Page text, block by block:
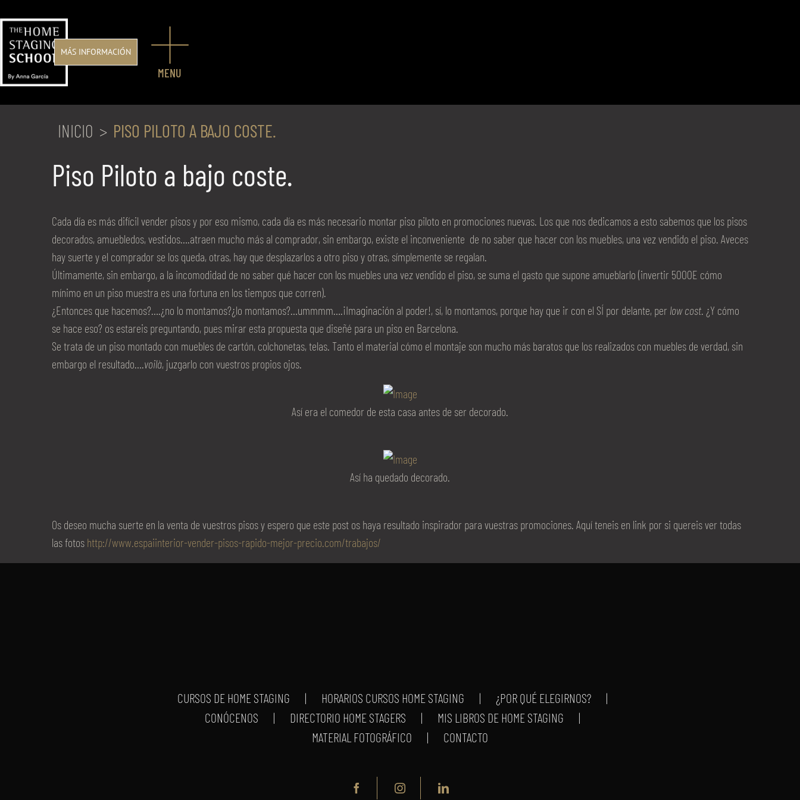
al
contenido
MÁS INFORMACIÓN
MENU
INICIO PISO PILOTO A BAJO COSTE.
Piso Piloto a bajo coste.
Cada día es más difícil vender pisos y por eso mismo, cada día es más necesario montar piso piloto en promociones nuevas. Los que nos dedicamos a esto sabemos que los pisos
decorados, amuebledos, vestidos….atraen mucho más al comprador, sin embargo, existe el inconveniente de no saber que hacer con los muebles, una vez vendido el piso. Aveces
hay suerte y el comprador se los queda, otras, hay que desplazarlos a otro piso y otras, símplemente se regalan.
Últimamente, sin embargo, a la incomodidad de no saber qué hacer con los muebles una vez vendido el piso, se suma el gasto que supone amueblarlo (invertir 5000E cómo
mínimo en un piso muestra es una fortuna en los tiempos que corren).
¿Entonces que hacemos?….¿no lo montamos?¿lo montamos?…ummmm….¡Imaginación al poder!, sí, lo montamos, porque hay que ir con el SÍ por delante, per low cost. ¿Y cómo
se hace eso? os estareis preguntando, pues mirar esta propuesta que diseñé para un piso en Barcelona.
Se trata de un piso montado con muebles de cartón, colchonetas, telas. Tanto el material cómo el montaje son mucho más baratos que los realizados con muebles de verdad, sin
embargo el resultado….voilà, juzgarlo con vuestros propios ojos.
Así era el comedor de esta casa antes de ser decorado.
Así ha quedado decorado.
Os deseo mucha suerte en la venta de vuestros pisos y espero que este post os haya resultado inspirador para vuestras promociones. Aquí teneis en link por si quereis ver todas
las fotos http://www.espaiinterior-vender-pisos-rapido-mejor-precio.com/trabajos/
CURSOS DE HOME STAGING HORARIOS CURSOS HOME STAGING
¿POR QUÉ ELEGIRNOS?
CONÓCENOS
DIRECTORIO HOME STAGERS
MIS LIBROS DE HOME STAGING
MATERIAL FOTOGRÁFICO
CONTACTO